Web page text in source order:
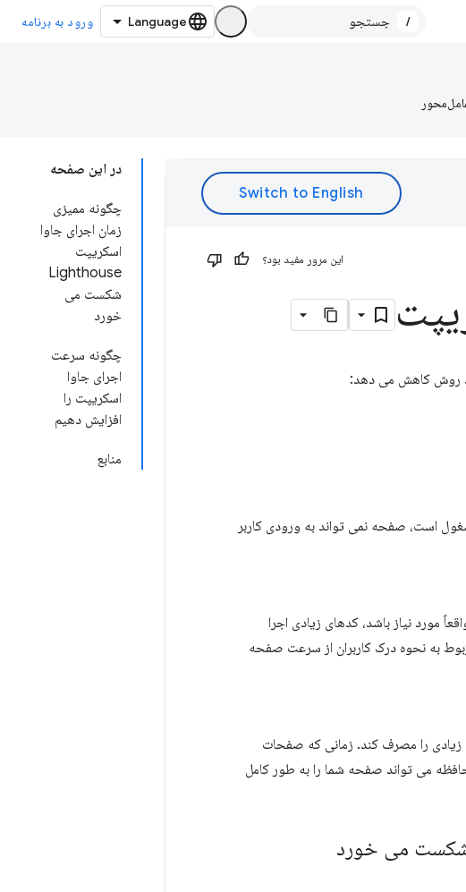
/ ورود به برنامه
در این صفحه
چگونه ممیزی
زمان اجرای جاوا
اسکریپت
Lighthouse
شکست می
خورد
چگونه سرعت
اجرای جاوا
اسکریپت را
افزایش دهیم
منابع
این مرور مفید بود؟
روش کاهش می دهد:
است، صفحه نمی تواند به ورودی کاربر
مورد نیاز باشد، کدهای زیادی اجرا
به نحوه درک کاربران از سرعت صفحه
زیادی را مصرف کند. زمانی که صفحات
می تواند صفحه شما را به طور کامل